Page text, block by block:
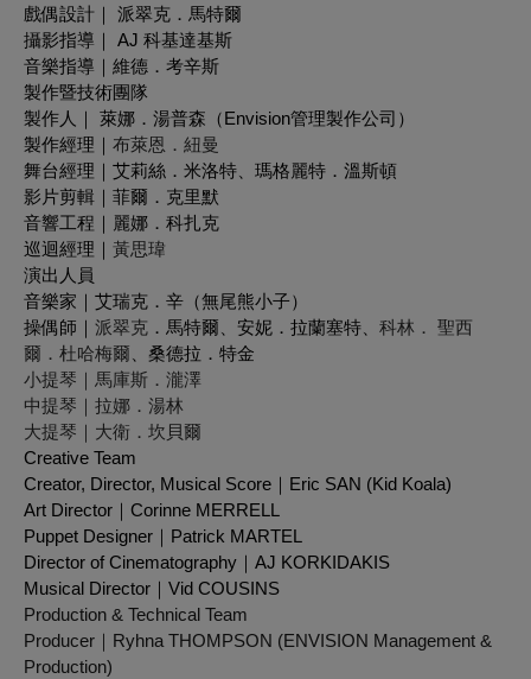
戲偶設計｜ 派翠克．馬特爾
攝影指導｜ AJ 科基達基斯
音樂指導｜維德．考辛斯
製作暨技術團隊
製作人｜ 萊娜．湯普森（Envision管理製作公司）
製作經理｜ 布萊恩．紐曼
舞台經理｜艾莉絲．米洛特、瑪格麗特．溫斯頓
影片剪輯｜菲爾．克里默
音響工程｜麗娜．科扎克
巡迴經理｜ 黃思瑋
演出人員
音樂家｜艾瑞克．辛（無尾熊小子）
操偶師｜ 派翠克 ．馬特爾、安妮．拉蘭塞特、 科林． 聖西
爾．杜哈梅爾 、桑德拉．特金
小提琴｜馬庫斯．瀧澤
中提琴｜拉娜．湯林
大提琴｜大衛．坎貝爾
Creative Team
Creator, Director, Musical Score｜Eric SAN (Kid Koala)
Art Director｜Corinne MERRELL
Puppet Designer｜Patrick MARTEL
Director of Cinematography｜AJ KORKIDAKIS
Musical Director｜Vid COUSINS
Production & Technical Team
Producer｜Ryhna THOMPSON (ENVISION Management &
Production)